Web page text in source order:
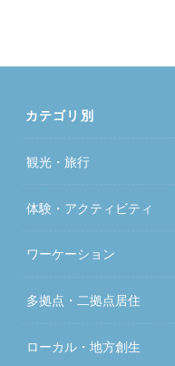
カテゴリ別
観光・旅行
体験・アクティビティ
ワーケーション
多拠点・二拠点居住
ローカル・地方創生